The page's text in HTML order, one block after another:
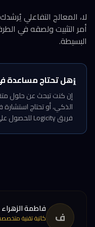
لا، المعالج التفاعلي
أمر التثبيت ولصقه في
البسيطة.
ℹ️هل تحتاج مساعدة
إن كنت تبحث عن حلول
الذكي، أو تحتاج استشارة
فريق Logicity للحصول على توجيه مخصص يناسب احتياجاتك.
ف فاطمة الزهراء
كاتبة تقنية